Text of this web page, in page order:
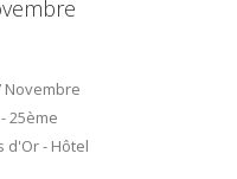
Novembre
25ème
d'Or - Hôtel